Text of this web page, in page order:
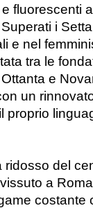
fluorescenti
i
e nel
tra le
e
un
proprio
ridosso del
a
costante